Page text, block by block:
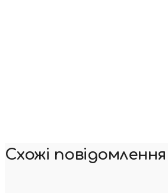
Схожі повідомлення